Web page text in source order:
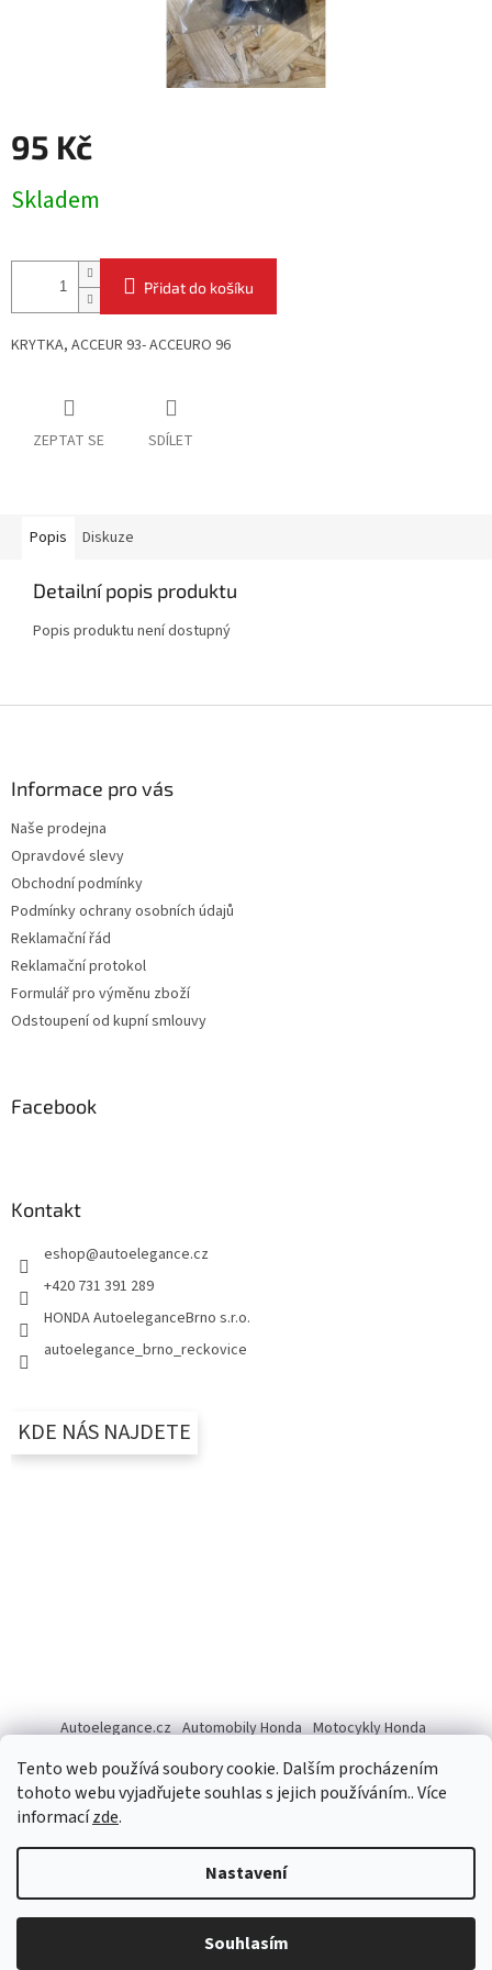
Tento web používá soubory cookie. Dalším procházením
tohoto webu vyjadřujete souhlas s jejich používáním.. Více
informacízde.
Nastavení
Souhlasím
95 Kč
cena:
Skladem
Přidat do košíku
KRYTKA, ACCEUR 93- ACCEURO 96
ZEPTAT SE SDÍLET
Popis Diskuze
Detailní popis produktu
Popis produktu není dostupný
Informace pro vás
Naše prodejna
Opravdové slevy
Obchodní podmínky
Podmínky ochrany osobních údajů
Reklamační řád
Reklamační protokol
Formulář pro výměnu zboží
Odstoupení od kupní smlouvy
Facebook
Kontakt
eshop@autoelegance.cz
+420 731 391 289
HONDA AutoeleganceBrno s.r.o.
autoelegance_brno_reckovice
KDE NÁS NAJDETE
Autoelegance.cz Automobily Honda Motocykly Honda
Copyright 2026Autoelegance Brno s.r.o.. Všechna práva
vyhrazena.